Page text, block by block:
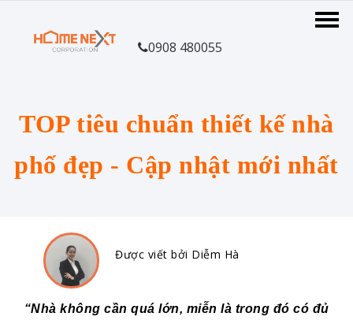
0908 480055
TOP tiêu chuẩn thiết kế nhà
phố đẹp - Cập nhật mới nhất
Được viết bởi Diễm Hà
“Nhà không cần quá lớn, miễn là trong đó có đủ